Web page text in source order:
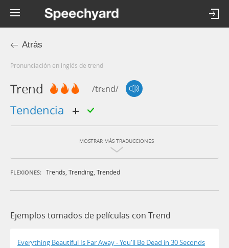
Atrás
Pronunciación en inglés de trend
Trend /trɛnd/
tendencia
MOSTRAR MÁS TRADUCCIONES
FLEXIONES: Trends, Trending, Trended
Ejemplos tomados de películas con Trend
Everything Beautiful Is Far Away - You'll Be Dead in 30 Seconds